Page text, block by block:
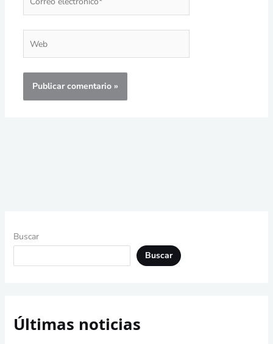
electrónico*
Buscar
Buscar
Últimas noticias